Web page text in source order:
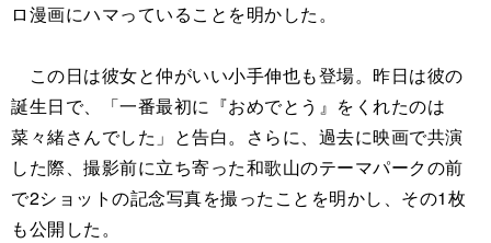
ロ漫画にハマっていることを明かした。
この日は彼女と仲がいい小手伸也も登場。昨日は彼の
誕生日で、「一番最初に『おめでとう』をくれたのは
菜々緒さんでした」と告白。さらに、過去に映画で共演
した際、撮影前に立ち寄った和歌山のテーマパークの前
で2ショットの記念写真を撮ったことを明かし、その1枚
も公開した。